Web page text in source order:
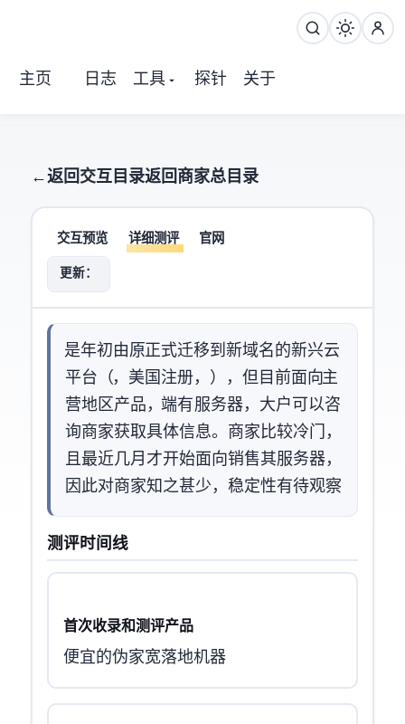
主页 日志 工具 探针 关于
← 返回交互目录返回商家总目录
交互预览 详细测评 官网
更新：2026-07-11
Taipei101 IaaS是2026年初由原Taipei101 Net正式迁移到新域名的新兴IaaS云
平台（Taipei101 Network LLC，美国注册，AS54286），但目前面向ToC主
营US地区产品，ToB端有TW服务器，大户可以咨
询商家获取具体信息。商家比较冷门，
且最近几月才开始面向MJJ销售其服务器，
因此对商家知之甚少，稳定性有待观察
测评时间线
首次收录和测评产品
便宜的伪家宽落地机器